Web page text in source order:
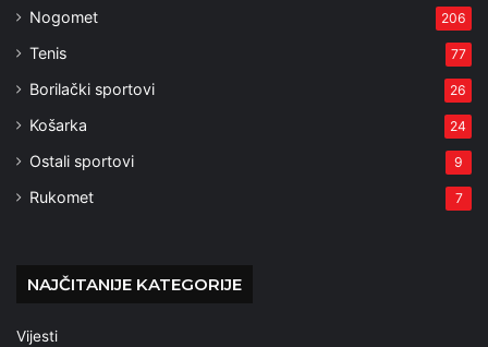
Nogomet 206
Tenis 77
Borilački sportovi 26
Košarka 24
Ostali sportovi 9
Rukomet 7
NAJČITANIJE KATEGORIJE
Vijesti